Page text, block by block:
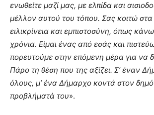
ενωθείτε μαζί μας, με ελπίδα και
μέλλον αυτού του τόπου. Σας κοιτώ στα
ειλικρίνεια και εμπιστοσύνη, όπως
χρόνια. Είμαι ένας από εσάς και
πορευτούμε στην επόμενη μέρα για να
Πάρο τη θέση που της αξίζει. Σ’ έναν
όλους, μ’ ένα Δήμαρχο κοντά στον
προβλήματά του».